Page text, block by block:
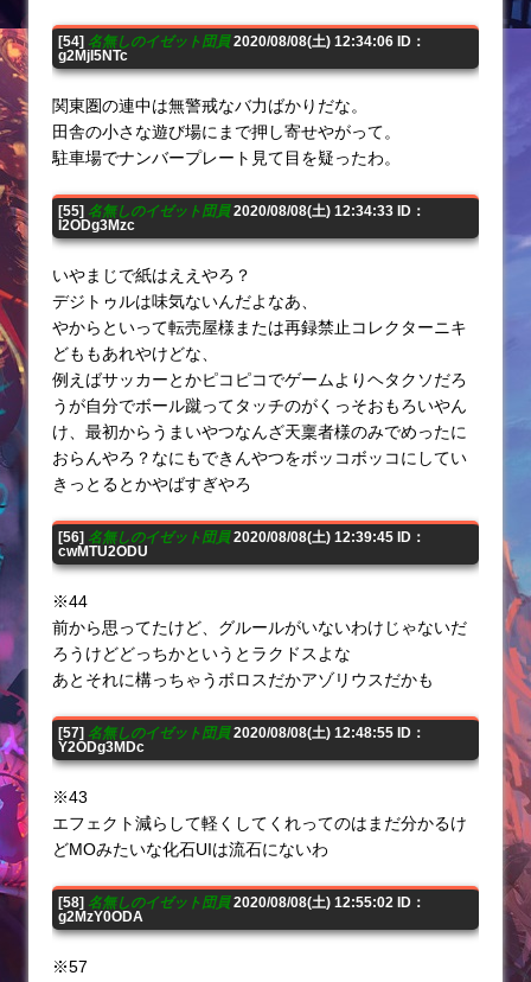
[54] 名無しのイゼット団員2020/08/08(土) 12:34:06 ID：
g2MjI5NTc
関東圏の連中は無警戒なバ力ばかりだな。
田舎の小さな遊び場にまで押し寄せやがって。
駐車場でナンバープレート見て目を疑ったわ。
[55] 名無しのイゼット団員2020/08/08(土) 12:34:33 ID：
I2ODg3Mzc
いやまじで紙はええやろ？
デジトゥルは味気ないんだよなあ、
やからといって転売屋様または再録禁止コレクターニキ
どももあれやけどな、
例えばサッカーとかピコピコでゲームよりヘタクソだろ
うが自分でボール蹴ってタッチのがくっそおもろいやん
け、最初からうまいやつなんざ天稟者様のみでめったに
おらんやろ？なにもできんやつをボッコボッコにしてい
きっとるとかやばすぎやろ
[56] 名無しのイゼット団員2020/08/08(土) 12:39:45 ID：
cwMTU2ODU
※44
前から思ってたけど、グルールがいないわけじゃないだ
ろうけどどっちかというとラクドスよな
あとそれに構っちゃうボロスだかアゾリウスだかも
[57] 名無しのイゼット団員2020/08/08(土) 12:48:55 ID：
Y2ODg3MDc
※43
エフェクト減らして軽くしてくれってのはまだ分かるけ
どMOみたいな化石UIは流石にないわ
[58] 名無しのイゼット団員2020/08/08(土) 12:55:02 ID：
g2MzY0ODA
※57